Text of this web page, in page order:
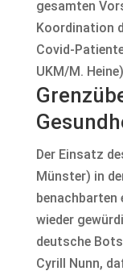
gesamten
Koordination
Covid-
UKM/M. Heine)
Der Einsatz
Münster) in
benachbarten
wieder
deutsche
Cyrill Nunn,